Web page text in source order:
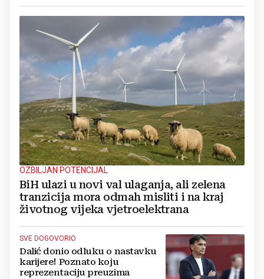
OZBILJAN POTENCIJAL
BiH ulazi u novi val ulaganja, ali zelena
tranzicija mora odmah misliti i na kraj
životnog vijeka vjetroelektrana
SVE DOGOVORIO
Dalić donio odluku o nastavku
karijere! Poznato koju
reprezentaciju preuzima